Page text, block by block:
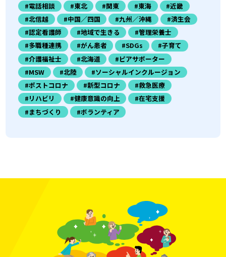
#電話相談
#東北 #関東 #東海
#近畿
#北信越
#中国／四国 #九州／沖縄
#済生会
#認定看護師
#地域で生きる
#管理栄養士
#多職種連携
#がん患者 #SDGs
#子育て
#介護福祉士
#北海道
#ピアサポーター
#MSW
#北陸
#ソーシャルインクルージョン
#ポストコロナ
#新型コロナ
#救急医療
#リハビリ
#健康意識の向上
#在宅支援
#まちづくり
#ボランティア